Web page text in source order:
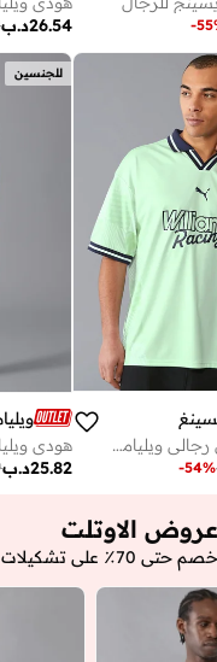
-55
د.ب26.54
تيشيرت رياضي رجالي ويليامز ريسينج
-54%
للجنسين
هودي
د.ب25.82
عروض الاوتلت
حتى 70٪ على تشكيلات مختارة